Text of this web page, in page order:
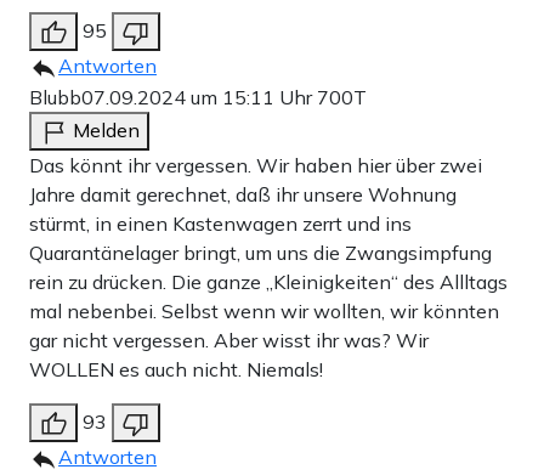
95
Antworten
Blubb07.09.2024 um 15:11 Uhr 700T
Melden
Das könnt ihr vergessen. Wir haben hier über zwei
Jahre damit gerechnet, daß ihr unsere Wohnung
stürmt, in einen Kastenwagen zerrt und ins
Quarantänelager bringt, um uns die Zwangsimpfung
rein zu drücken. Die ganze „Kleinigkeiten“ des Allltags
mal nebenbei. Selbst wenn wir wollten, wir könnten
gar nicht vergessen. Aber wisst ihr was? Wir
WOLLEN es auch nicht. Niemals!
93
Antworten